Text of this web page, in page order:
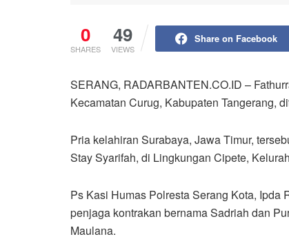
0
SHARES
49
VIEWS
Share on Facebook
SERANG, RADARBANTEN.CO.ID –
Kecamatan Curug, Kabupaten Tangerang,
Pria kelahiran Surabaya, Jawa Timur,
Stay Syarifah, di Lingkungan Cipete,
Ps Kasi Humas Polresta Serang Kota, Ipda
penjaga kontrakan bernama Sadriah dan
Maulana.